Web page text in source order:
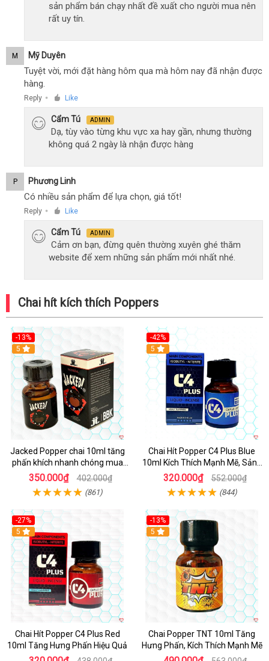
sản phẩm bán chạy nhất đề xuất cho người mua nên
rất uy tín.
M Mỹ Duyên
Tuyệt vời, mới đặt hàng hôm qua mà hôm nay đã nhận được
hàng.
Reply ● Like
Cẩm Tú ADMIN
Dạ, tùy vào từng khu vực xa hay gần, nhưng thường
không quá 2 ngày là nhận được hàng
P Phương Linh
Có nhiều sản phẩm để lựa chọn, giá tốt!
Reply ● Like
Cẩm Tú ADMIN
Cảm ơn bạn, đừng quên thường xuyên ghé thăm
website để xem những sản phẩm mới nhất nhé.
Chai hít kích thích Poppers
-13%
5
Jacked Popper chai 10ml tăng
phấn khích nhanh chóng mua
ngay
350.000₫ 402.000₫
(861)
-42%
5
Chai Hít Popper C4 Plus Blue
10ml Kích Thích Mạnh Mẽ, Sảng
Khoái
320.000₫ 552.000₫
(844)
-27%
5
Chai Hít Popper C4 Plus Red
10ml Tăng Hưng Phấn Hiệu Quả
-13%
5
Chai Popper TNT 10ml Tăng
Hưng Phấn, Kích Thích Mạnh Mẽ